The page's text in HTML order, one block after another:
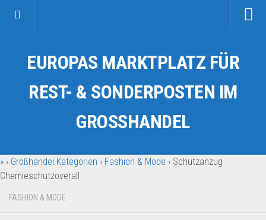
Kategorien
Auto & Motorrad
Fahrzeuge & Transport
Garten & Werkzeug
Geschäft, Büro & Schreibwaren
Geschenkartikel
EUROPAS MARKTPLATZ FÜR
REST- & SONDERPOSTEN IM
GROSSHANDEL
» › Großhandel Kategorien › Fashion & Mode › Schutzanzug
Chemieschutzoverall
FASHION & MODE